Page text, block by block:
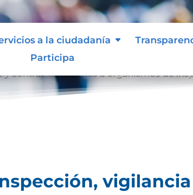
a la ciudadanía
Participa
control Informes a organismos de